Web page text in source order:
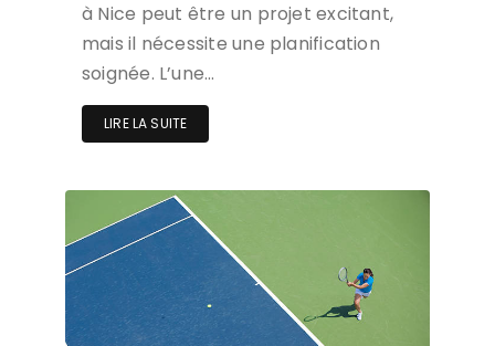
à Nice peut être un projet excitant,
mais il nécessite une planification
soignée. L’une…
LIRE LA SUITE